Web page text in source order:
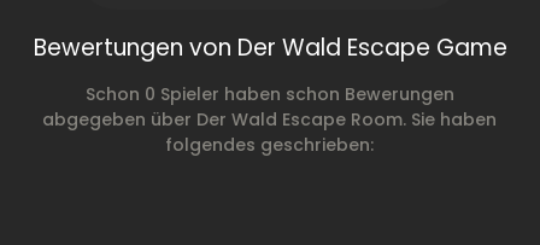
Bewertungen von Der Wald Escape Game
Schon 0 Spieler haben schon Bewerungen
abgegeben über Der Wald Escape Room. Sie haben
folgendes geschrieben: